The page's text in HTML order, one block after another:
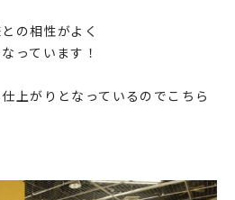
の相性がよく
っています！
上がりとなっているのでこちら